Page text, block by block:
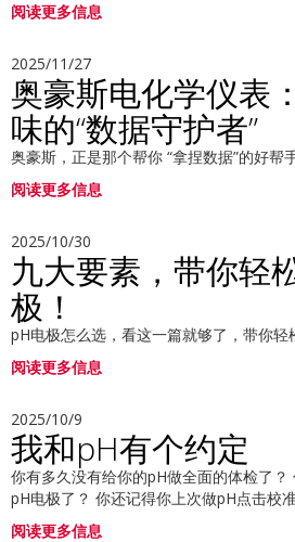
阅读更多信息
2025/11/27
奥豪斯电化学仪表
味的“数据守护者”
奥豪斯，正是那个帮你 “拿捏数据”的好帮
阅读更多信息
2025/10/30
九大要素，带你轻
极！
pH电极怎么选，看这一篇就够了，带你轻
阅读更多信息
2025/10/9
我和pH有个约定
你有多久没有给你的pH做全面的体检了
pH电极了？ 你还记得你上次做pH点击校
阅读更多信息